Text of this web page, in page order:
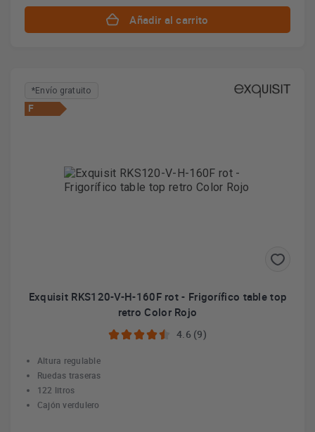
Añadir al carrito
*Envío gratuito
F
Exquisit RKS120-V-H-160F rot - Frigorífico table top
retro Color Rojo
4.6 (9)
Altura regulable
Ruedas traseras
122 litros
Cajón verdulero